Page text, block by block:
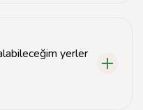
yerler